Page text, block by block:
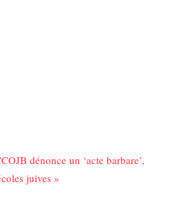
dénonce un ‘acte barbare’,
juives »